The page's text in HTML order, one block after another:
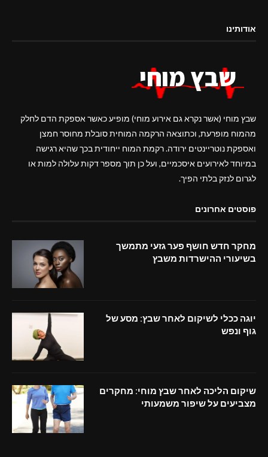
אודותינו
שבץ מוחי (אשר נקרא גם אירוע מוחי) מופיע כאשר אספקת הדם לחלק
מהמוח מופרעת, וכתוצאה הרקמה המוחית סובלת מחוסר חמצן
ואספקת נוטריינטים ירודה. רקמת המוח ייחודית בכך שהיא רגישה
במיוחד לאירועים איסכמיים, ועל כן תוך מספר דקות עלולה למות או
לגרום לנזק בלתי הפיך.
פוסטים אחרונים
מחקר חדש חושף פער גזעי מתמשך
בשיעורי ההישרדות משבץ
יוגה ככלי לשיקום לאחר שבץ: מסע של
גוף ונפש
שיקום הליכה לאחר שבץ מוחי: מחקרים
מצביעים על שיפור משמעותי